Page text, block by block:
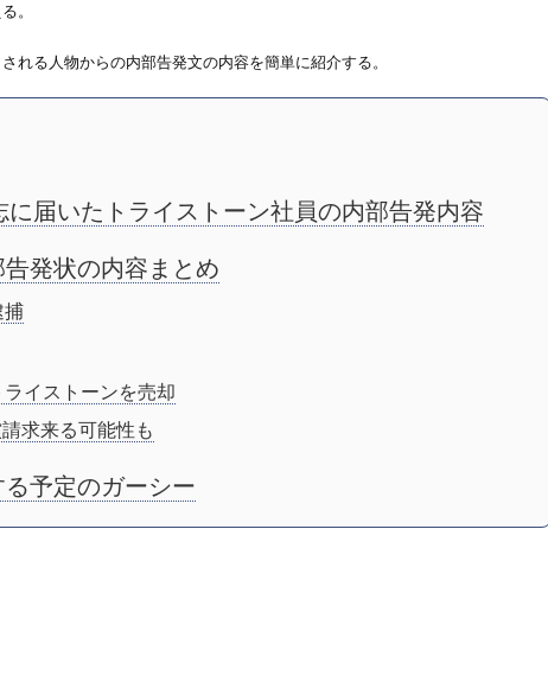
。
れる人物からの内部告発文の内容を簡単に紹介する。
届いたトライストーン社員の内部告発内容
発状の内容まとめ
捕
イストーンを売却
求来る可能性も
予定のガーシー